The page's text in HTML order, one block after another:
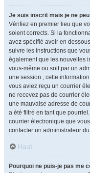
Je suis inscrit mais je ne
Vérifiez en premier lieu que
soient corrects. Si la
avez spécifié avoir en
suivre les instructions que
également que les nouvelles
vous-même ou soit par un
une session ; cette
vous aviez reçu un courrier
ne recevez pas de courrier
une mauvaise adresse de
a été filtré en tant que
courrier électronique que
contacter un administrateur
Haut
Pourquoi ne puis-je pas me